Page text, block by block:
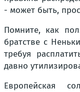
- может быть,
Помните, как
братстве с
требуя
давно
Европейская